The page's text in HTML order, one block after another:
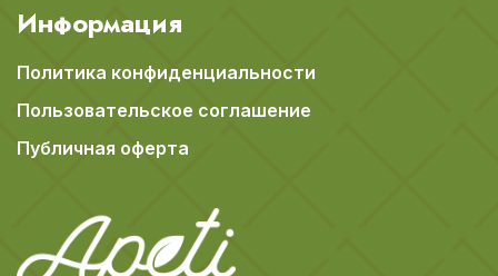
Информация
Политика конфиденциальности
Пользовательское соглашение
Публичная оферта